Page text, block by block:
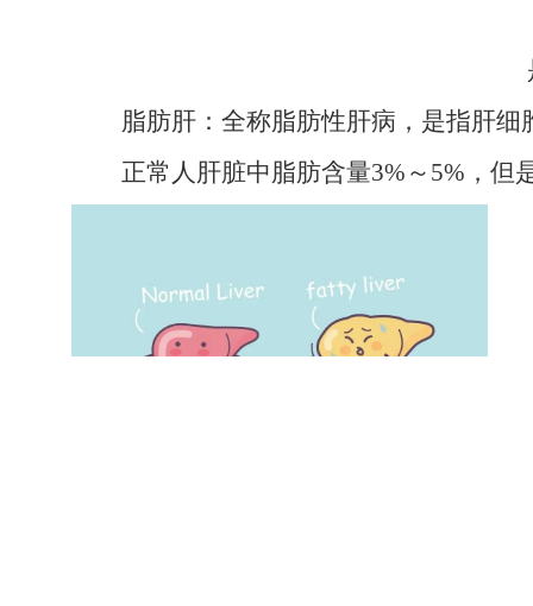
脂肪肝：全称脂肪性肝病，是指肝
正常人肝脏中脂肪含量3% ～ 5%，但